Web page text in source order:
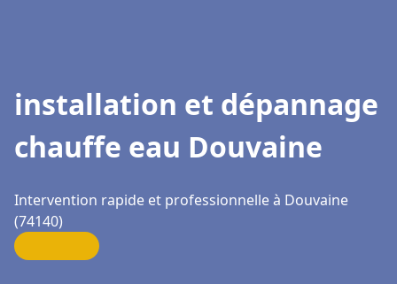
installation et dépannage
chauffe eau Douvaine
Intervention rapide et professionnelle à Douvaine
(74140)